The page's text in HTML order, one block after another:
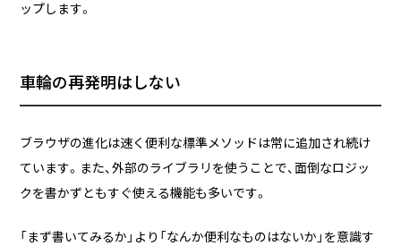
ップします。
車輪の再発明はしない
ブラウザの進化は速く便利な標準メソッドは常に追加され続け
ています。また、外部のライブラリを使うことで、面倒なロジッ
クを書かずともすぐ使える機能も多いです。
「まず書いてみるか」より「なんか便利なものはないか」を意識す